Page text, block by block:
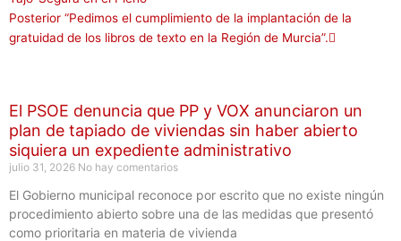
Posterior “Pedimos el cumplimiento de la implantación de la
gratuidad de los libros de texto en la Región de Murcia”.
El PSOE denuncia que PP y VOX anunciaron un
plan de tapiado de viviendas sin haber abierto
siquiera un expediente administrativo
julio 31, 2026 No hay comentarios
El Gobierno municipal reconoce por escrito que no existe ningún
procedimiento abierto sobre una de las medidas que presentó
como prioritaria en materia de vivienda